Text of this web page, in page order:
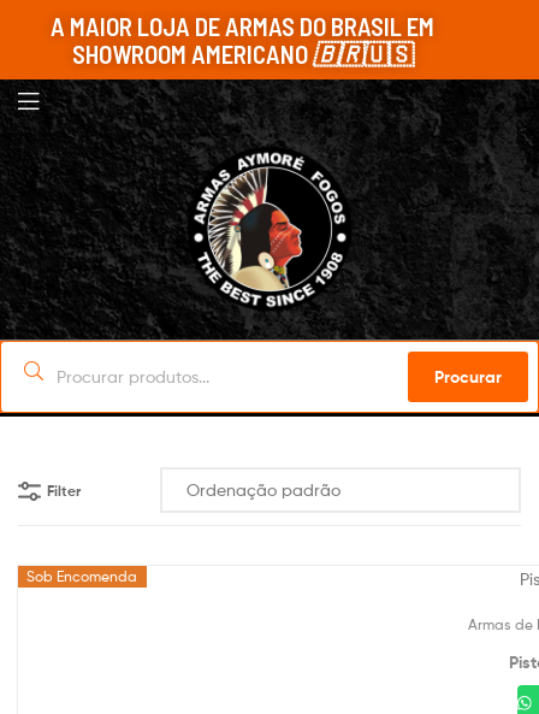
A MAIOR LOJA DE ARMAS DO BRASIL EM
SHOWROOM AMERICANO🇧🇷🇺🇸
Procurar
Filter
Sob Encomenda
Armas de